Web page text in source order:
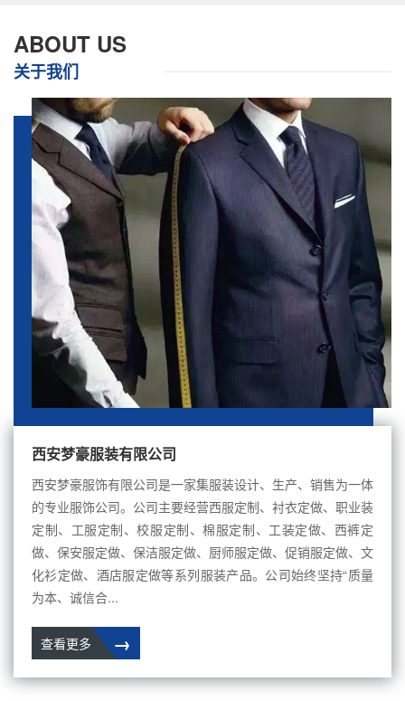
ABOUT US
关于我们
西安梦豪服装有限公司
西安梦豪服饰有限公司是一家集服装设计、生产、销售为一体
的专业服饰公司。公司主要经营西服定制、衬衣定做、职业装
定制、工服定制、校服定制、棉服定制、工装定做、西裤定
做、保安服定做、保洁服定做、厨师服定做、促销服定做、文
化衫定做、酒店服定做等系列服装产品。公司始终坚持“质量
为本、诚信合...
→
查看更多